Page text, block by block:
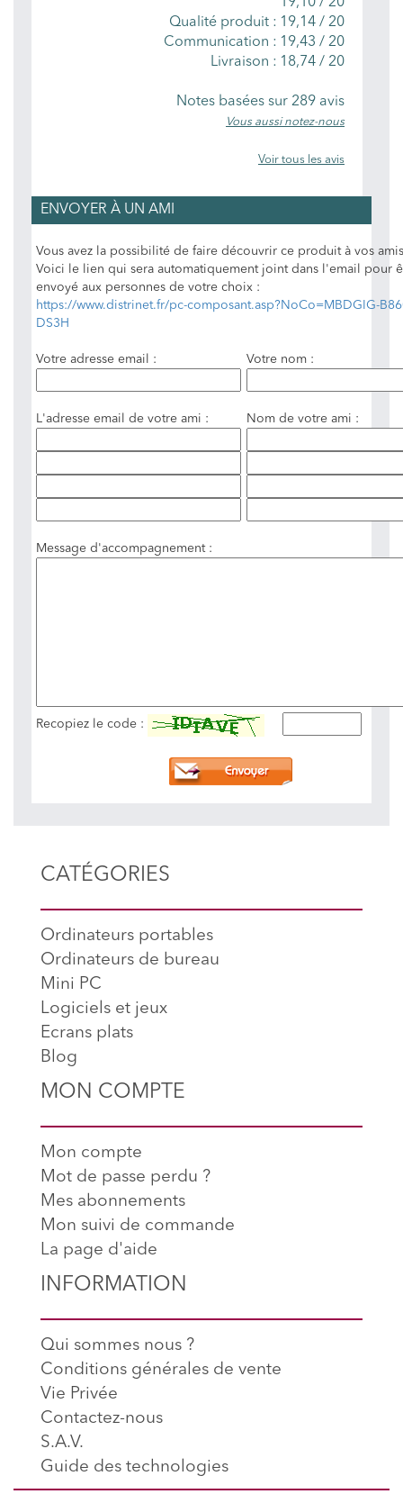
19,10 / 20
Qualité produit : 19,14 / 20
Communication : 19,43 / 20
Livraison : 18,74 / 20
Notes basées sur 289 avis
Vous aussi notez-nous
Voir tous les avis
ENVOYER À UN AMI
Vous avez la possibilité de faire découvrir ce produit à vos
Voici le lien qui sera automatiquement joint dans l'email pour
envoyé aux personnes de votre choix :
https://www.distrinet.fr/pc-composant.asp?NoCo=MBDGIG-
DS3H
Votre adresse email : Votre nom :
L'adresse email de votre ami : Nom de votre ami :
Message d'accompagnement :
Recopiez le code :
CATÉGORIES
Ordinateurs portables
Ordinateurs de bureau
Mini PC
Logiciels et jeux
Ecrans plats
Blog
MON COMPTE
Mon compte
Mot de passe perdu ?
Mes abonnements
Mon suivi de commande
La page d'aide
INFORMATION
Qui sommes nous ?
Conditions générales de vente
Vie Privée
Contactez-nous
S.A.V.
Guide des technologies